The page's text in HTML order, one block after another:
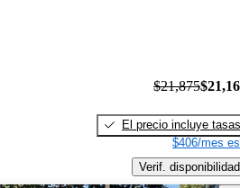
$21,875
El precio incluye tasas
$406/mes
Verif. disponibilidad